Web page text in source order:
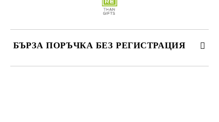
БЪРЗА ПОРЪЧКА БЕЗ РЕГИСТРАЦИЯ